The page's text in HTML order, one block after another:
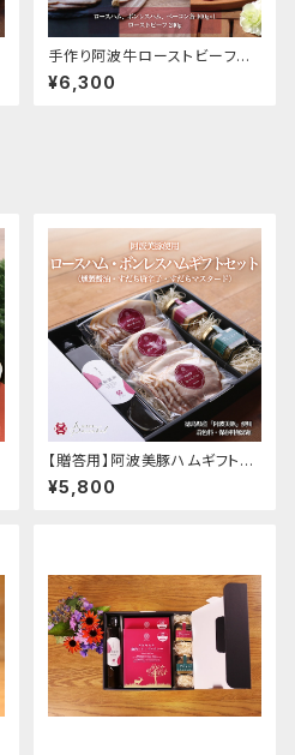
手作り阿波牛ローストビーフと
阿波美豚ハム・ベーコン詰め合
わせ
¥6,300
【贈答用】阿波美豚ハムギフトセ
ット
¥5,800